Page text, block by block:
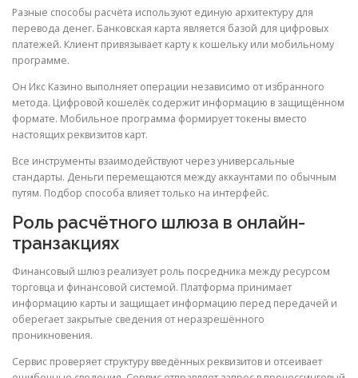
Разные способы расчёта используют единую архитектуру для
перевода денег. Банковская карта является базой для цифровых
платежей. Клиент привязывает карту к кошельку или мобильному
программе.
Он Икс Казино выполняет операции независимо от избранного
метода. Цифровой кошелёк содержит информацию в защищённом
формате. Мобильное программа формирует токены вместо
настоящих реквизитов карт.
Все инструменты взаимодействуют через универсальные
стандарты. Деньги перемещаются между аккаунтами по обычным
путям. Подбор способа влияет только на интерфейс.
Роль расчётного шлюза в онлайн-
транзакциях
Финансовый шлюз реализует роль посредника между ресурсом
торговца и финансовой системой. Платформа принимает
информацию карты и защищает информацию перед передачей и
оберегает закрытые сведения от неразрешённого
проникновения.
Сервис проверяет структуру введённых реквизитов и отсеивает